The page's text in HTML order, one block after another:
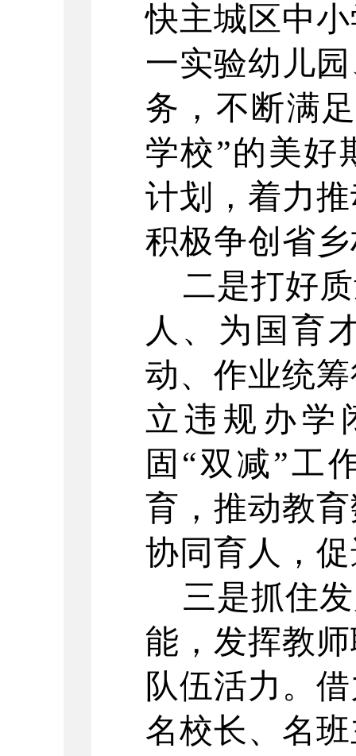
快主城区中
一实验幼儿
务，不断满
学校”的美好
计划，着力
积极争创省
二是打好
人、为国育
动、作业统
立违规办学
固“双减”工
育，推动教
协同育人，
三是抓住
能，发挥教
队伍活力。
名校长、名